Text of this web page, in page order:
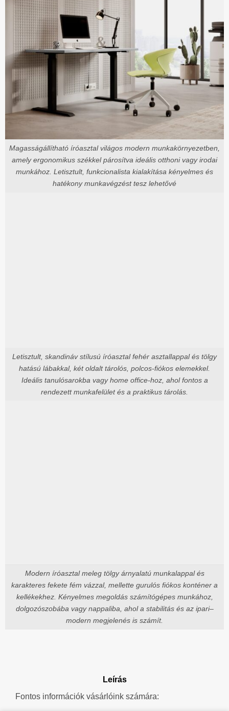
Magasságállítható íróasztal világos modern munkakörnyezetben,
amely ergonomikus székkel párosítva ideális otthoni vagy irodai
munkához. Letisztult, funkcionalista kialakítása kényelmes és
hatékony munkavégzést tesz lehetővé
Letisztult, skandináv stílusú íróasztal fehér asztallappal és tölgy
hatású lábakkal, két oldalt tárolós, polcos-fiókos elemekkel.
Ideális tanulósarokba vagy home office-hoz, ahol fontos a
rendezett munkafelület és a praktikus tárolás.
Modern íróasztal meleg tölgy árnyalatú munkalappal és
karakteres fekete fém vázzal, mellette gurulós fiókos konténer a
kellékekhez. Kényelmes megoldás számítógépes munkához,
dolgozószobába vagy nappaliba, ahol a stabilitás és az ipari–
modern megjelenés is számít.
Leírás
Fontos információk vásárlóink számára: